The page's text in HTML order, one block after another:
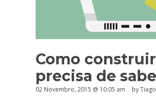
Como
precisa de
02 Novembro, 2015 @ 10:05 am by